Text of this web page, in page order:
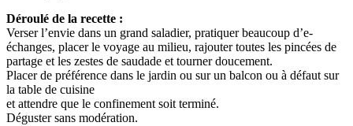
Déroulé de la recette :
Verser l’envie dans un grand saladier, pratiquer beaucoup d’e-
échanges, placer le voyage au milieu, rajouter toutes les pincées de
partage et les zestes de saudade et tourner doucement.
Placer de préférence dans le jardin ou sur un balcon ou à défaut sur
la table de cuisine
et attendre que le confinement soit terminé.
Déguster sans modération.